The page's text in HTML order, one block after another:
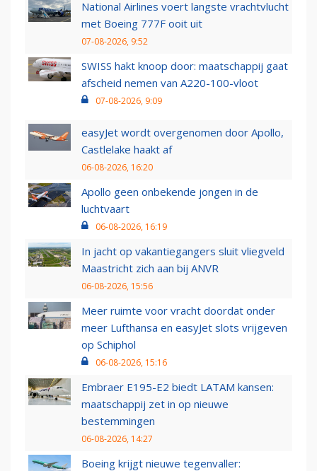
National Airlines voert langste vrachtvlucht
met Boeing 777F ooit uit
07-08-2026, 9:52
SWISS hakt knoop door: maatschappij gaat
afscheid nemen van A220-100-vloot
07-08-2026, 9:09
easyJet wordt overgenomen door Apollo,
Castlelake haakt af
06-08-2026, 16:20
Apollo geen onbekende jongen in de
luchtvaart
06-08-2026, 16:19
In jacht op vakantiegangers sluit vliegveld
Maastricht zich aan bij ANVR
06-08-2026, 15:56
Meer ruimte voor vracht doordat onder
meer Lufthansa en easyJet slots vrijgeven
op Schiphol
06-08-2026, 15:16
Embraer E195-E2 biedt LATAM kansen:
maatschappij zet in op nieuwe
bestemmingen
06-08-2026, 14:27
Boeing krijgt nieuwe tegenvaller: